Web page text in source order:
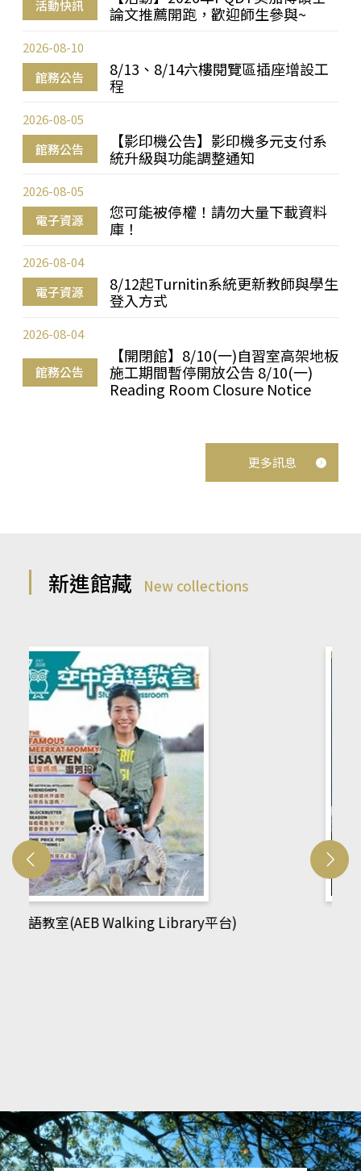
活動快訊
論文推薦開跑，歡迎師生參與~
館務公告
8/13、8/14六樓閱覽區插座增設工
程
2026-08-10
館務公告
【影印機公告】影印機多元支付系
統升級與功能調整通知
2026-08-05
電子資源
您可能被停權！請勿大量下載資料
庫！
2026-08-05
電子資源
8/12起Turnitin系統更新教師與學生
登入方式
2026-08-04
館務公告
【開閉館】8/10(一)自習室高架地板
施工期間暫停開放公告 8/10(一)
Reading Room Closure Notice
2026-08-04
更多訊息
新進館藏 New collections
網管人(kono平台)